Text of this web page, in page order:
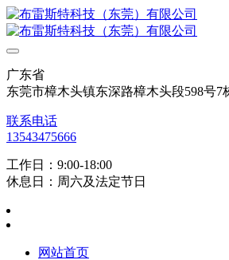
广东省
东莞市樟木头镇东深路樟木头段598号7
联系电话
13543475666
工作日：9:00-18:00
休息日：周六及法定节日
网站首页